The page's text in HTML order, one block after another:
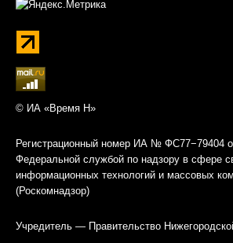
© ИА «Время Н»
Регистрационный номер ИА № ФС77−79404
Федеральной службой по надзору в сфере
информационных технологий и массовых
(Роскомнадзор)
Учредитель — Правительство